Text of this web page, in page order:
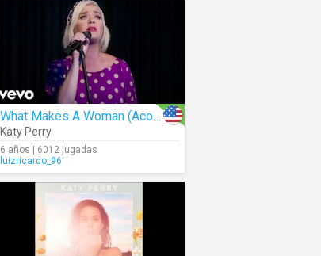
What Makes A Woman (Acoustic Video)
Katy Perry
6 años | 6012 jugadas
luizricardo_96